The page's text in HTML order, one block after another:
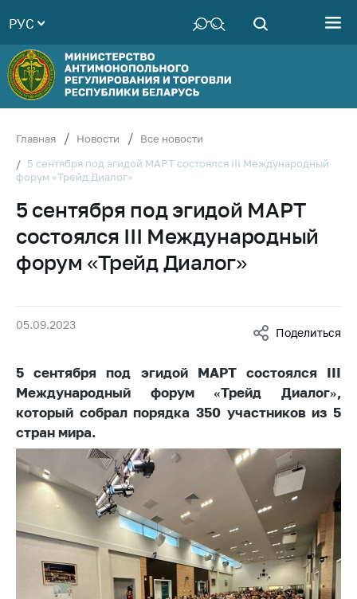
Руководство
Структура
Министерства
Территориальные
Законодательство
Антикоррупционная
деятельность
Общественно-
консультативный
Соискателям
Белорусская
универсальная
товарная биржа
Общественная
жизнь
Идеологическая
работа
Официальные
геральдические
символы
5 лет МАРТ
РУС
Главная Новости
Все новости
5 сентября под эгидой МАРТ состоялся III Международный
форум «Трейд Диалог»
5 сентября под эгидой МАРТ
состоялся III Международный
форум «Трейд Диалог»
05.09.2023
Поделиться
5 сентября под эгидой МАРТ состоялся III
Международный форум «Трейд Диалог»,
который собрал порядка 350 участников из 5
стран мира.